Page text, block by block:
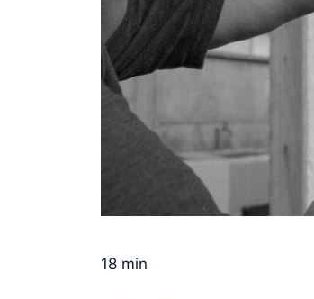
18 min